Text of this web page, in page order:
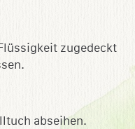
zugedeckt
abseihen.